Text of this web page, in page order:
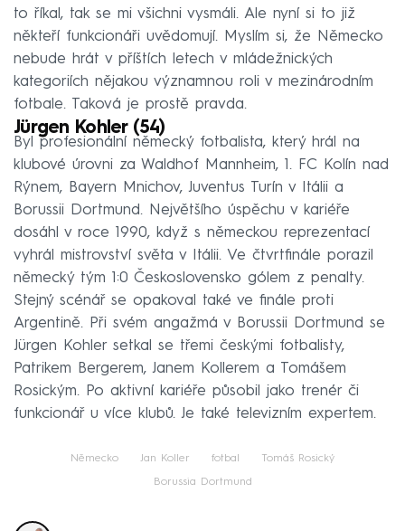
to říkal, tak se mi všichni vysmáli. Ale nyní si to již
někteří funkcionáři uvědomují. Myslím si, že Německo
nebude hrát v příštích letech v mládežnických
kategoriích nějakou významnou roli v mezinárodním
fotbale. Taková je prostě pravda.
Jürgen Kohler (54)
Byl profesionální německý fotbalista, který hrál na
klubové úrovni za Waldhof Mannheim, 1. FC Kolín nad
Rýnem, Bayern Mnichov, Juventus Turín v Itálii a
Borussii Dortmund. Největšího úspěchu v kariéře
dosáhl v roce 1990, když s německou reprezentací
vyhrál mistrovství světa v Itálii. Ve čtvrtfinále porazil
německý tým 1:0 Československo gólem z penalty.
Stejný scénář se opakoval také ve finále proti
Argentině. Při svém angažmá v Borussii Dortmund se
Jürgen Kohler setkal se třemi českými fotbalisty,
Patrikem Bergerem, Janem Kollerem a Tomášem
Rosickým. Po aktivní kariéře působil jako trenér či
funkcionář u více klubů. Je také televizním expertem.
Německo Jan Koller fotbal Tomáš Rosický
Borussia Dortmund